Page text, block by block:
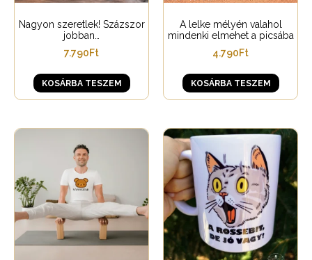
Nagyon szeretlek! Százszor
jobban…
7.790Ft
KOSÁRBA TESZEM
A lelke mélyén valahol
mindenki elmehet a picsába
4.790Ft
KOSÁRBA TESZEM